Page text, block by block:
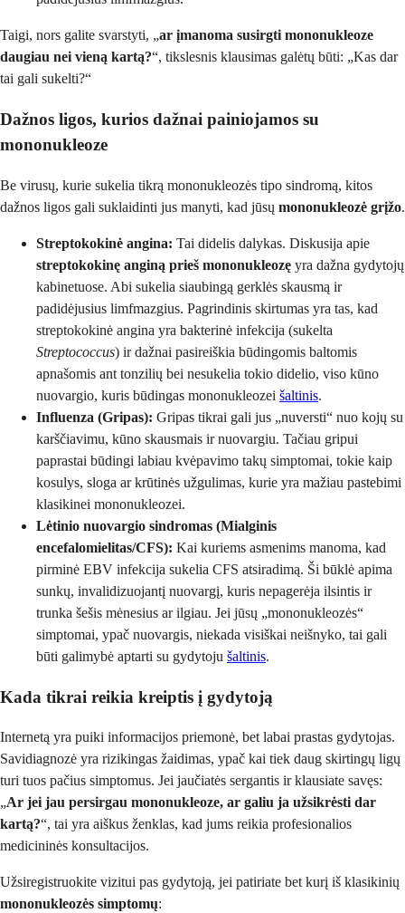
Taigi, nors galite svarstyti, „ar įmanoma susirgti mononukleoze
daugiau nei vieną kartą?“, tikslesnis klausimas galėtų būti: „Kas dar
tai gali sukelti?“
Dažnos ligos, kurios dažnai painiojamos su
mononukleoze
Be virusų, kurie sukelia tikrą mononukleozės tipo sindromą, kitos
dažnos ligos gali suklaidinti jus manyti, kad jūsų mononukleozė grįžo.
Streptokokinė angina: Tai didelis dalykas. Diskusija apie
streptokokinę anginą prieš mononukleozę yra dažna gydytojų
kabinetuose. Abi sukelia siaubingą gerklės skausmą ir
padidėjusius limfmazgius. Pagrindinis skirtumas yra tas, kad
streptokokinė angina yra bakterinė infekcija (sukelta
Streptococcus) ir dažnai pasireiškia būdingomis baltomis
apnašomis ant tonzilių bei nesukelia tokio didelio, viso kūno
nuovargio, kuris būdingas mononukleozei šaltinis.
Influenza (Gripas): Gripas tikrai gali jus „nuversti“ nuo kojų su
karščiavimu, kūno skausmais ir nuovargiu. Tačiau gripui
paprastai būdingi labiau kvėpavimo takų simptomai, tokie kaip
kosulys, sloga ar krūtinės užgulimas, kurie yra mažiau pastebimi
klasikinei mononukleozei.
Lėtinio nuovargio sindromas (Mialginis
encefalomielitas/CFS): Kai kuriems asmenims manoma, kad
pirminė EBV infekcija sukelia CFS atsiradimą. Ši būklė apima
sunkų, invalidizuojantį nuovargį, kuris nepagerėja ilsintis ir
trunka šešis mėnesius ar ilgiau. Jei jūsų „mononukleozės“
simptomai, ypač nuovargis, niekada visiškai neišnyko, tai gali
būti galimybė aptarti su gydytoju šaltinis.
Kada tikrai reikia kreiptis į gydytoją
Internetą yra puiki informacijos priemonė, bet labai prastas gydytojas.
Savidiagnozė yra rizikingas žaidimas, ypač kai tiek daug skirtingų ligų
turi tuos pačius simptomus. Jei jaučiatės sergantis ir klausiate savęs:
„Ar jei jau persirgau mononukleoze, ar galiu ja užsikrėsti dar
kartą?“, tai yra aiškus ženklas, kad jums reikia profesionalios
medicininės konsultacijos.
Užsiregistruokite vizitui pas gydytoją, jei patiriate bet kurį iš klasikinių
mononukleozės simptomų: